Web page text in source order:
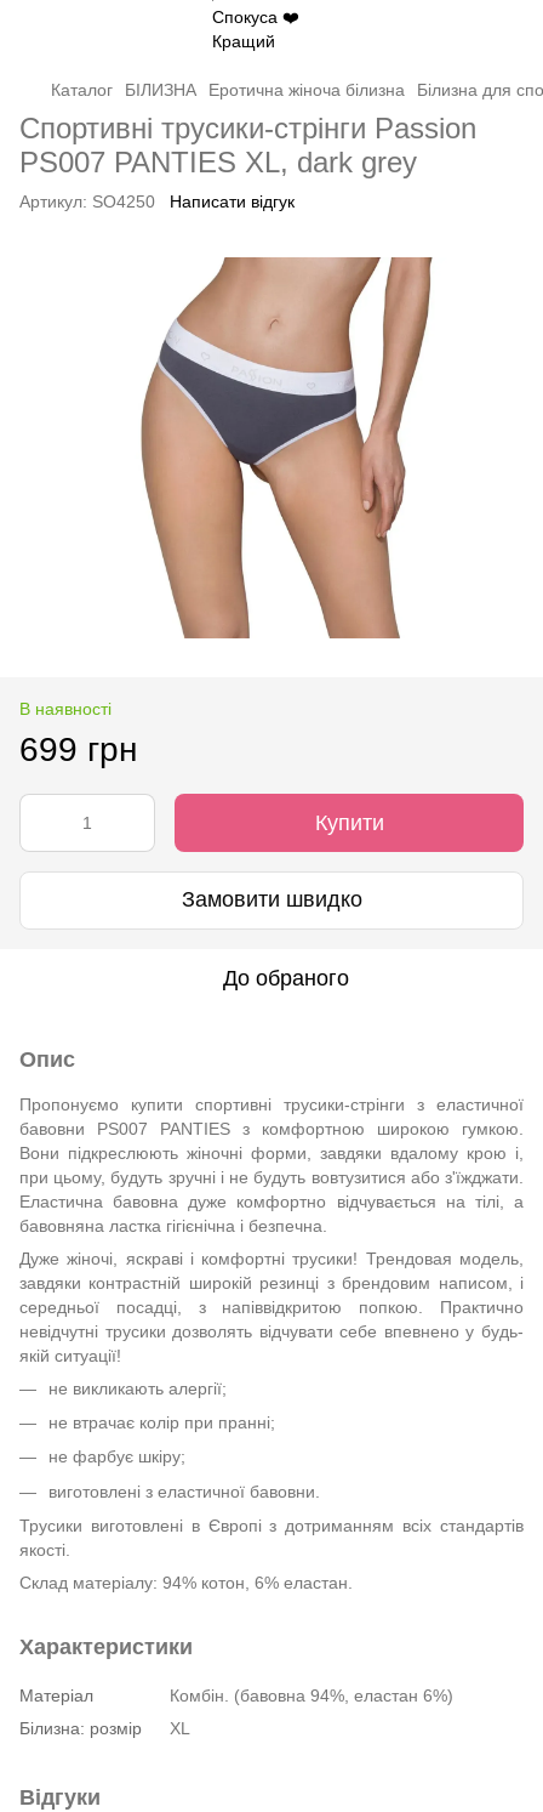
Каталог БІЛИЗНА Еротична жіноча білизна Білизна для
Спортивні трусики-стрінги Passion
PS007 PANTIES XL, dark grey
Артикул: SO4250 Написати відгук
В наявності
699 грн
Купити
Замовити швидко
До обраного
Опис
Пропонуємо купити спортивні трусики-стрінги з еластичної
бавовни PS007 PANTIES з комфортною широкою гумкою.
Вони підкреслюють жіночні форми, завдяки вдалому крою і,
при цьому, будуть зручні і не будуть вовтузитися або з'їжджати.
Еластична бавовна дуже комфортно відчувається на тілі, а
бавовняна ластка гігієнічна і безпечна.
Дуже жіночі, яскраві і комфортні трусики! Трендовая модель,
завдяки контрастній широкій резинці з брендовим написом, і
середньої посадці, з напіввідкритою попкою. Практично
невідчутні трусики дозволять відчувати себе впевнено у будь-
якій ситуації!
не викликають алергії;
не втрачає колір при пранні;
не фарбує шкіру;
виготовлені з еластичної бавовни.
Трусики виготовлені в Європі з дотриманням всіх стандартів
якості.
Склад матеріалу: 94% котон, 6% еластан.
Характеристики
Матеріал
Комбін. (бавовна 94%, еластан 6%)
Білизна: розмір
XL
Відгуки